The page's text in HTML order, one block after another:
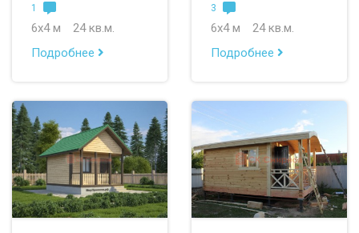
1
6х4 м
24 кв.м.
Подробнее
3
6х4 м
24 кв.м.
Подробнее